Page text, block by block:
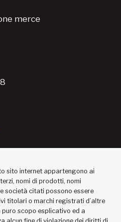
merce
sito internet appartengono ai
nomi di prodotti, nomi
società citati possono essere
titolari o marchi registrati d’altre
scopo esplicativo ed a